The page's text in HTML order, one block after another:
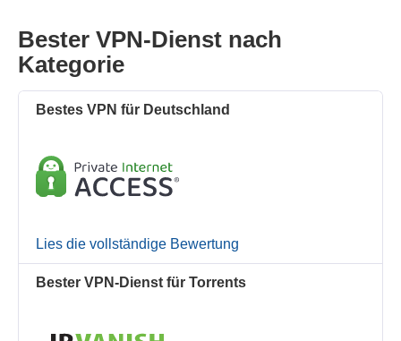
Bester VPN-Dienst nach
Kategorie
Bestes VPN für Deutschland
Lies die vollständige Bewertung
Bester VPN-Dienst für Torrents